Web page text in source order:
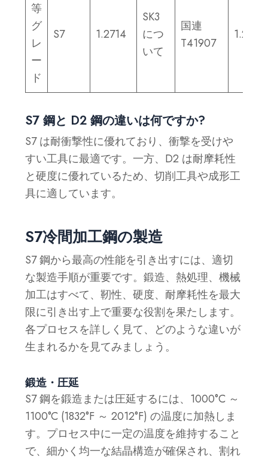
等
グ
レ
ー
ド
S7 1.2714
SK3
につ
いて
国連
T41907
1.2355
S7 鋼と D2 鋼の違いは何ですか?
S7 は耐衝撃性に優れており、衝撃を受けや
すい工具に最適です。一方、D2 は耐摩耗性
と硬度に優れているため、切削工具や成形工
具に適しています。
S7冷間加工鋼の製造
S7 鋼から最高の性能を引き出すには、適切
な製造手順が重要です。鍛造、熱処理、機械
加工はすべて、靭性、硬度、耐摩耗性を最大
限に引き出す上で重要な役割を果たします。
各プロセスを詳しく見て、どのような違いが
生まれるかを見てみましょう。
鍛造・圧延
S7 鋼を鍛造または圧延するには、1000°C ～
1100°C (1832°F ～ 2012°F) の温度に加熱しま
す。プロセス中に一定の温度を維持すること
で、細かく均一な結晶構造が確保され、割れ